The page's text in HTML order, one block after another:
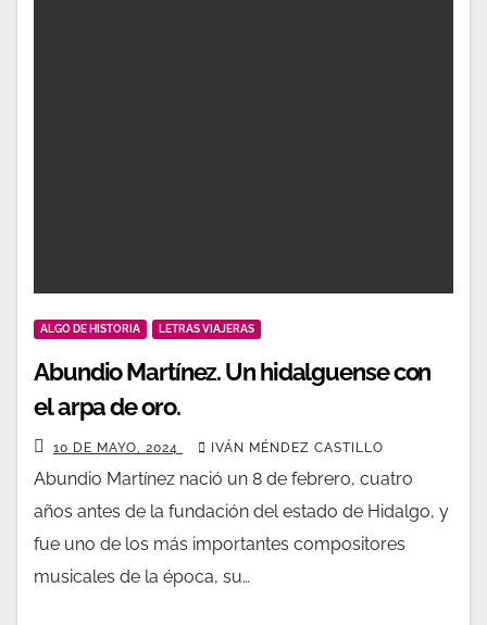
ALGO DE HISTORIA LETRAS VIAJERAS
Abundio Martínez. Un hidalguense con
el arpa de oro.
10 DE MAYO, 2024 IVÁN MÉNDEZ CASTILLO
Abundio Martínez nació un 8 de febrero, cuatro
años antes de la fundación del estado de Hidalgo, y
fue uno de los más importantes compositores
musicales de la época, su…